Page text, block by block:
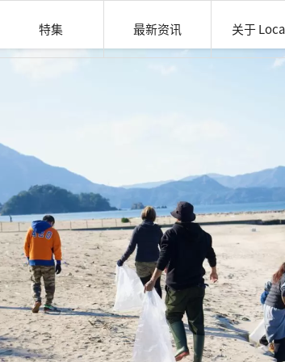
特集 最新资讯 关于